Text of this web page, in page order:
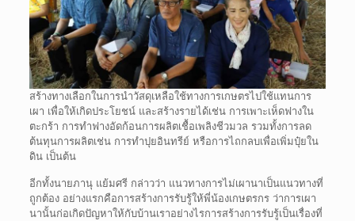
สร้างทางเลือกในการนำวัสดุเหลือใช้ทางการเกษตรไปใช้แทนการ
เผา เพื่อให้เกิดประโยชน์ และสร้างรายได้เช่น การเพาะเห็ดฟางใน
ตะกร้า การทำฟางอัดก้อนการผลิตเชื้อเพลิงชีวมวล รวมทั้งการลด
ต้นทุนการผลิตเช่น การทำปุยอินทรีย์ หรือการไถกลบเพื่อเพิ่มปุ๋ยใน
ดิน เป็นต้น
อีกทั้งนายภานุ แย้มศรี กล่าวว่า แนวทางการไม่เผานาเป็นแนวทางที่
ถูกต้อง อย่างแรกคือการสร้างการรับรู้ให้พี่น้องเกษตรกร ว่าการเผา
นานั้นก่อเกิดปัญหาให้กับบ้านเราอย่างไรการสร้างการรับรู้เป็นเรื่องที่